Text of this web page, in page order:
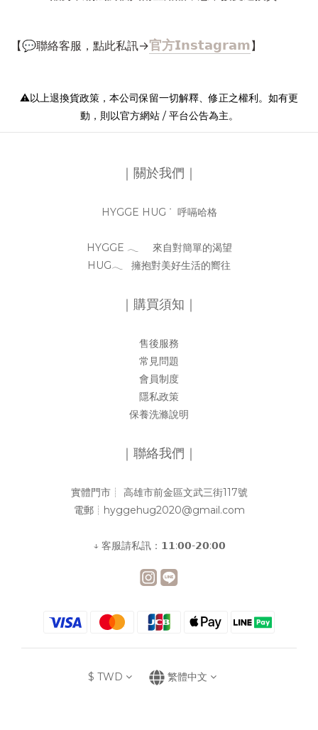
【💬聯絡客服，點此私訊→官方𝗜𝗻𝘀𝘁𝗮𝗴𝗿𝗮𝗺】
⚠️以上退換貨政策，本公司保留一切解釋、修正之權利。如有更
動，則以官方網站 / 平台公告為主。
｜關於我們｜
HYGGE HUG ᐝ 呼嗝哈格
HYGGE 𓂃 來自對簡單的渴望
HUG𓂃 擁抱對美好生活的嚮往
｜購買須知｜
售後服務
常見問題
會員制度
隱私政策
保養洗滌說明
｜聯絡我們｜
實體門市┊︎ 高雄市前金區文武三街117號
電郵┊︎hyggehug2020@gmail.com
↓ 客服請私訊：𝟭𝟭:𝟬𝟬-𝟮𝟬:𝟬𝟬
$ TWD 繁體中文